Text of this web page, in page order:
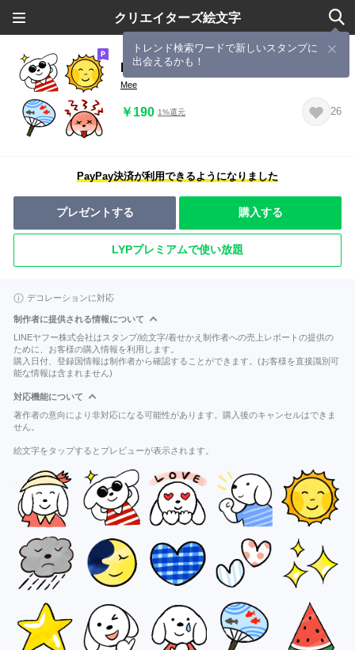
クリエイターズ絵文字
トレンド検索ワードで新しいスタンプに
出会えるかも！
Round face beagle Summer emoji
Mee
￥190 1%還元 26
PayPay決済が利用できるようになりました
プレゼントする 購入する
LYPプレミアムで使い放題
デコレーションに対応
制作者に提供される情報について
LINEヤフー株式会社はスタンプ/絵文字/着せかえ制作者への売上レポートの提供の
ために、お客様の購入情報を利用します。
購入日付、登録国情報は制作者から確認することができます。(お客様を直接識別可
能な情報は含まれません)
対応機能について
著作者の意向により非対応になる可能性があります。購入後のキャンセルはできま
せん。
絵文字をタップするとプレビューが表示されます。